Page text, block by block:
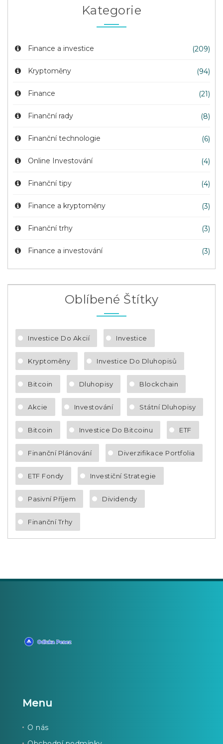
Kategorie
Finance a investice (209)
Kryptoměny (94)
Finance (21)
Finanční rady (8)
Finanční technologie (6)
Online Investování (4)
Finanční tipy (4)
Finance a kryptoměny (3)
Finanční trhy (3)
Finance a investování (3)
Oblíbené Štítky
Investice Do Akcií Investice
Kryptoměny Investice Do Dluhopisů
Bitcoin Dluhopisy Blockchain
Akcie Investování Státní Dluhopisy
Bitcoin Investice Do Bitcoinu ETF
Finanční Plánování Diverzifikace Portfolia
ETF Fondy Investiční Strategie
Pasivní Příjem Dividendy
Finanční Trhy
Menu
O nás